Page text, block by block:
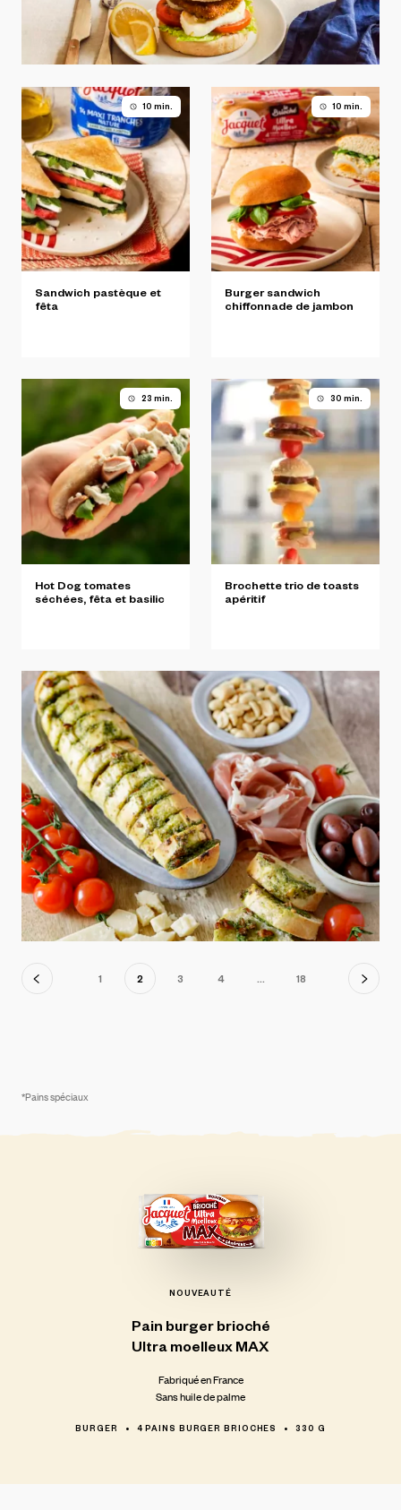
10 min.
Sandwich pastèque et
fêta
10 min.
Burger sandwich
chiffonnade de jambon
23 min.
Hot Dog tomates
séchées, fêta et basilic
30 min.
Brochettetrio detoasts
apéritif
des
1 2 3 4 … 18
*Pains spéciaux
NOUVEAUTÉ
Pain burger brioché
UltramoelleuxMAX
Fabriqué en France
Sans huile de palme
BURGER 4 PAINS BURGER BRIOCHES 330 G